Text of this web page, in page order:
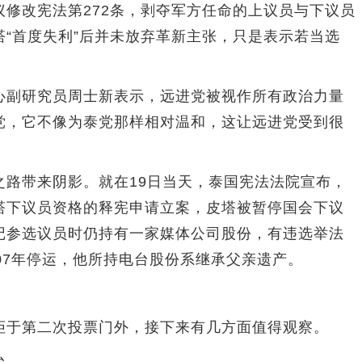
宪法第272条，剥夺军方任命的上议员与下议员
首度失利”后并未放弃革新主张，只是表示若当选
究员周士新表示，远进党被视作所有政治力量
它不像为泰党那样相对温和，这让远进党受到很
来阴影。就在19日当天，泰国宪法法院宣布，
议员资格的释宪申请立案，皮塔被暂停国会下议
选议员时仍持有一家媒体公司股份，有违选举法
停运，他所持电台股份系继承父亲遗产。
二次投票门外，接下来有几方面值得观察。